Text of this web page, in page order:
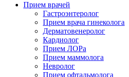
Прием врачей
Гастроэнтеролог
Прием врача гинеколога
Дерматовенеролог
Кардиолог
Прием ЛОРа
Прием маммолога
Невролог
Прием офтальмолога